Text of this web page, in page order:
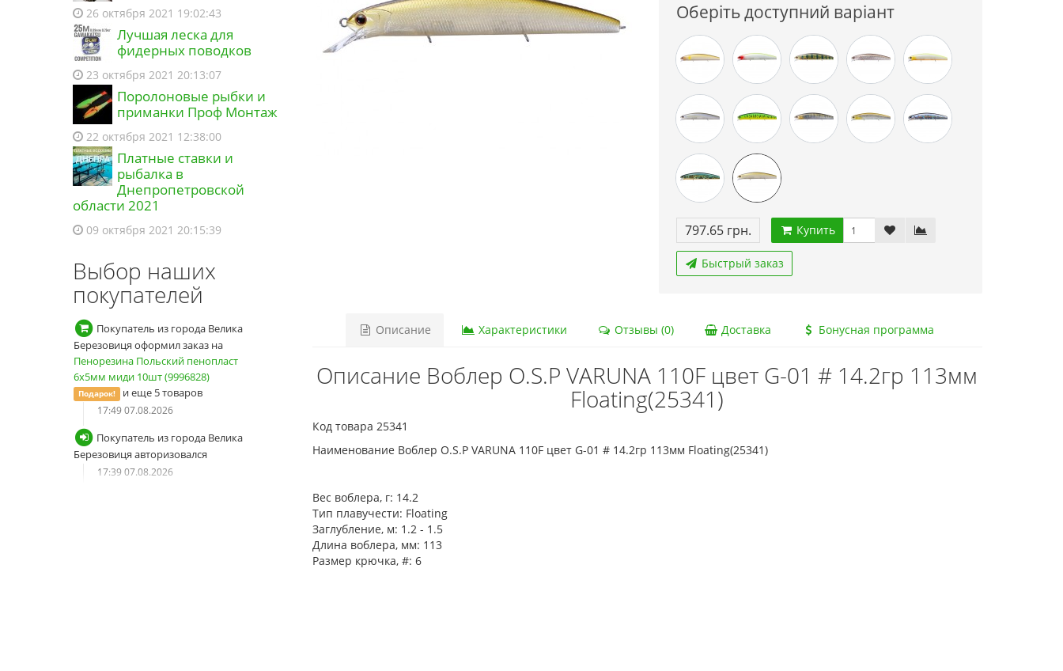
26 октября 2021 19:02:43
Лучшая леска для
фидерных поводков
23 октября 2021 20:13:07
Поролоновые рыбки и
приманки Проф Монтаж
22 октября 2021 12:38:00
Платные ставки и
рыбалка в
Днепропетровской
области 2021
09 октября 2021 20:15:39
Выбор наших
покупателей
Покупатель из города Велика
Березовиця оформил заказ на
Пенорезина Польский пенопласт
6х5мм миди 10шт (9996828)
Подарок! и еще 5 товаров
17:49 07.08.2026
Покупатель из города Велика
Березовиця авторизовался
17:39 07.08.2026
Оберіть доступний варіант
797.65 грн. Купить
Быстрый заказ
Описание Характеристики Отзывы (0) Доставка Бонусная программа
Описание Воблер O.S.P VARUNA 110F цвет G-01 # 14.2гр 113мм
Floating(25341)
Код товара 25341
Наименование Воблер O.S.P VARUNA 110F цвет G-01 # 14.2гр 113мм Floating(25341)
Вес воблера, г: 14.2
Тип плавучести: Floating
Заглубление, м: 1.2 - 1.5
Длина воблера, мм: 113
Размер крючка, #: 6